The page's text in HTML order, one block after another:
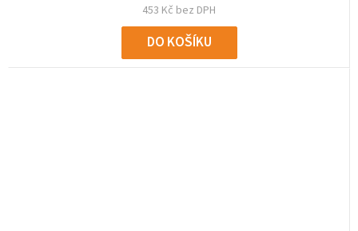
453 Kč bez DPH
DO KOŠÍKU